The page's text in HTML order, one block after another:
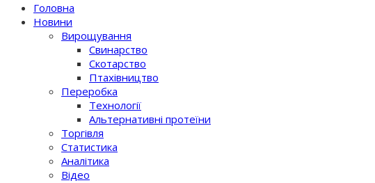
Головна
Новини
Вирощування
Свинарство
Скотарство
Птахівництво
Переробка
Технології
Альтернативні протеїни
Торгівля
Статистика
Аналітика
Відео